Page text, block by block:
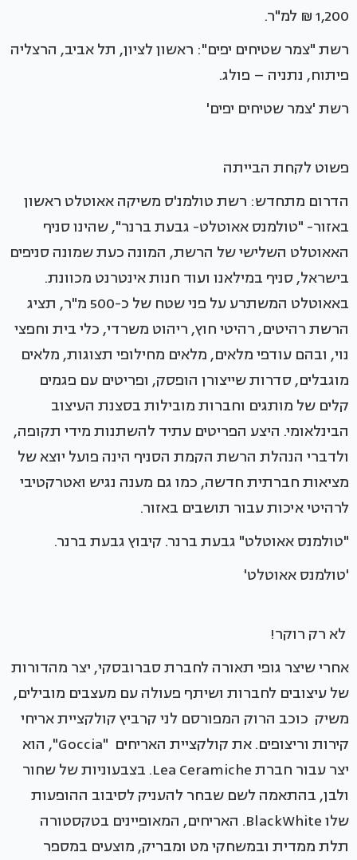
1,200 ₪ למ"ר.
רשת "צמר שטיחים יפים": ראשון לציון, תל אביב, הרצליה
פיתוח, נתניה – פולג.
רשת 'צמר שטיחים יפים'
פשוט לקחת הבייתה
הדרום מתחדש: רשת טולמנ'ס משיקה אאוטלט ראשון
באזור- "טולמנס אאוטלט- גבעת ברנר", שהינו סניף
האאוטלט השלישי של הרשת, המונה כעת שמונה סניפים
בישראל, סניף במילאנו ועוד חנות אינטרנט מכוונת.
באאוטלט המשתרע על פני שטח של כ-500 מ"ר, תציג
הרשת רהיטים, רהיטי חוץ, ריהוט משרדי, כלי בית וחפצי
נוי, ובהם עודפי מלאים, מלאים מחילופי תצוגות, מלאים
מוגבלים, סדרות שייצורן הופסק, ופריטים עם פגמים
קלים של מותגים וחברות מובילות בסצנת העיצוב
הבינלאומי. היצע הפריטים עתיד להשתנות מידי תקופה,
ולדברי הנהלת הרשת הקמת הסניף הינה פועל יוצא של
מציאות חברתית חדשה, כמו גם מענה נגיש ואטרקטיבי
לרהיטי איכות עבור תושבים באזור.
"טולמנס אאוטלט" גבעת ברנר. קיבוץ גבעת ברנר.
'טולמנס אאוטלט'
לא רק רוקר!
אחרי שיצר גופי תאורה לחברת סברובסקי, יצר מהדורות
של עיצובים לחברות ושיתף פעולה עם מעצבים מובילים,
משיק כוכב הרוק המפורסם לני קרביץ קולקציית אריחי
קירות וריצופים. את קולקציית האריחים "Goccia", הוא
יצר עבור חברת Lea Ceramiche. בצבעוניות של שחור
ולבן, בהתאמה לשם שבחר להעניק לסיבוב ההופעות
שלו BlackWhite. האריחים, המאופיינים בטקסטורה
תלת ממדית ובמשחקי מט ומבריק, מוצעים במספר